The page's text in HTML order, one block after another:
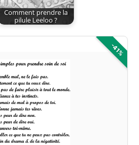
Comment prendre la
pilule Leeloo ?
-41%